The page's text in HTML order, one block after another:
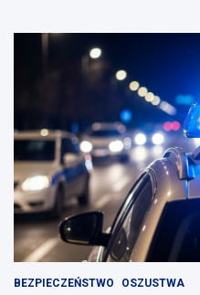
BEZPIECZEŃSTWO OSZUSTWA